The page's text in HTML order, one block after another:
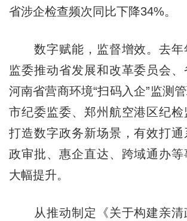
省涉企检查频次同比下降34%。
数字赋能，监督增效。去年
监委推动省发展和改革委员会
河南省营商环境“扫码入企”监测
市纪委监委、郑州航空港区纪
打造数字政务新场景，有效打
政审批、惠企直达、跨域通办
大幅提升。
从推动制定《关于构建亲清